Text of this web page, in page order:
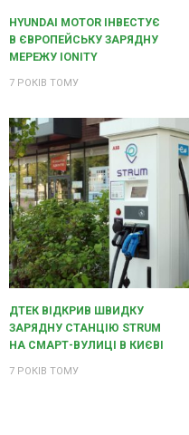
HYUNDAI MOTOR ІНВЕСТУЄ
В ЄВРОПЕЙСЬКУ ЗАРЯДНУ
МЕРЕЖУ IONITY
7 РОКІВ ТОМУ
ДТЕК ВІДКРИВ ШВИДКУ
ЗАРЯДНУ СТАНЦІЮ STRUM
НА СМАРТ-ВУЛИЦІ В КИЄВІ
7 РОКІВ ТОМУ